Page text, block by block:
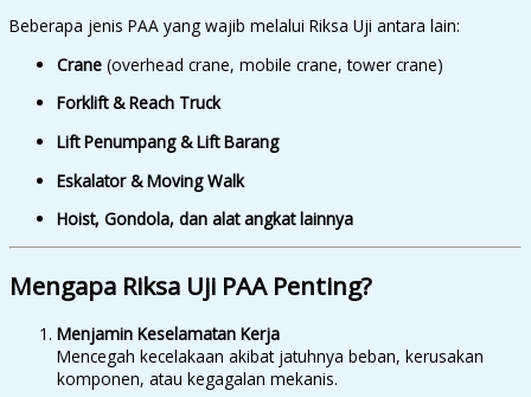
Beberapa jenis PAA yang wajib melalui Riksa Uji antara lain:
Crane (overhead crane, mobile crane, tower crane)
Forklift & Reach Truck
Lift Penumpang & Lift Barang
Eskalator & Moving Walk
Hoist, Gondola, dan alat angkat lainnya
Mengapa Riksa Uji PAA Penting?
Menjamin Keselamatan Kerja
Mencegah kecelakaan akibat jatuhnya beban, kerusakan
komponen, atau kegagalan mekanis.